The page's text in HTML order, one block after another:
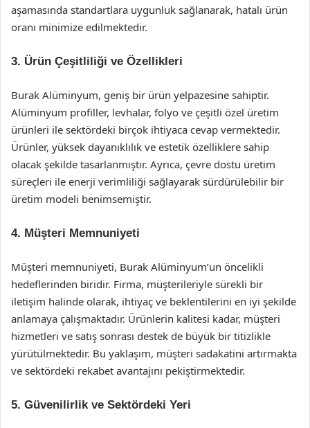
aşamasında standartlara uygunluk sağlanarak, hatalı ürün
oranı minimize edilmektedir.
3. Ürün Çeşitliliği ve Özellikleri
Burak Alüminyum, geniş bir ürün yelpazesine sahiptir.
Alüminyum profiller, levhalar, folyo ve çeşitli özel üretim
ürünleri ile sektördeki birçok ihtiyaca cevap vermektedir.
Ürünler, yüksek dayanıklılık ve estetik özelliklere sahip
olacak şekilde tasarlanmıştır. Ayrıca, çevre dostu üretim
süreçleri ile enerji verimliliği sağlayarak sürdürülebilir bir
üretim modeli benimsemiştir.
4. Müşteri Memnuniyeti
Müşteri memnuniyeti, Burak Alüminyum’un öncelikli
hedeflerinden biridir. Firma, müşterileriyle sürekli bir
iletişim halinde olarak, ihtiyaç ve beklentilerini en iyi şekilde
anlamaya çalışmaktadır. Ürünlerin kalitesi kadar, müşteri
hizmetleri ve satış sonrası destek de büyük bir titizlikle
yürütülmektedir. Bu yaklaşım, müşteri sadakatini artırmakta
ve sektördeki rekabet avantajını pekiştirmektedir.
5. Güvenilirlik ve Sektördeki Yeri